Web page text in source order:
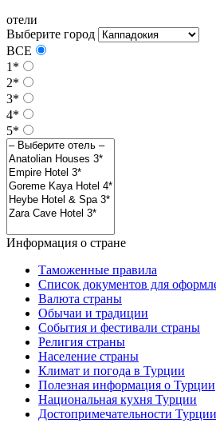
отели
Выберите город
ВСЕ
1*
2*
3*
4*
5*
Информация о стране
Таможенные правила
Список документов для
Валюта страны
Обычаи и традиции
События и фестивали страны
Религия страны
Население страны
Климат и погода в Турции
Полезная информация о Турции
Национальная кухня Турции
Достопримечательности Турции